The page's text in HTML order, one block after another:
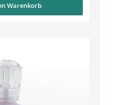
Warenkorb